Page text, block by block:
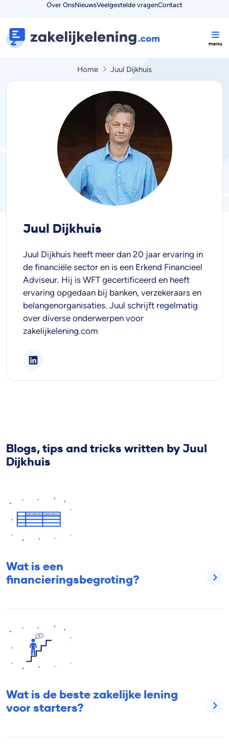
Over OnsNieuwsVeelgestelde vragenContact
Home Juul Dijkhuis
Juul Dijkhuis
Juul Dijkhuis heeft meer dan 20 jaar ervaring in
de financiële sector en is een Erkend Financieel
Adviseur. Hij is WFT gecertificeerd en heeft
ervaring opgedaan bij banken, verzekeraars en
belangenorganisaties. Juul schrijft regelmatig
over diverse onderwerpen voor
zakelijkelening.com
Blogs, tips and tricks written by Juul
Dijkhuis
Wat is een
financieringsbegroting?
Wat is de beste zakelijke lening
voor starters?